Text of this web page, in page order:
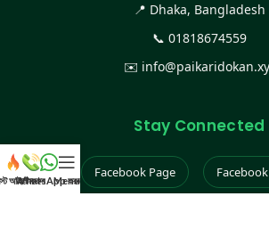
📍 Dhaka, Bangladesh
📞 01818674559
✉️
Stay Connected
Facebook Page
আইটেম
কল করুন
WhatsApp করুন
Menu